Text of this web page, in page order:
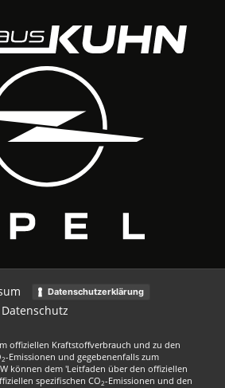
Datenschutzerklärung
Datenschutz
offiziellen Kraftstoffverbrauch und zu den
2-Emissionen und gegebenenfalls zum
können dem 'Leitfaden über den offiziellen
spezifischen CO2-Emissionen und den